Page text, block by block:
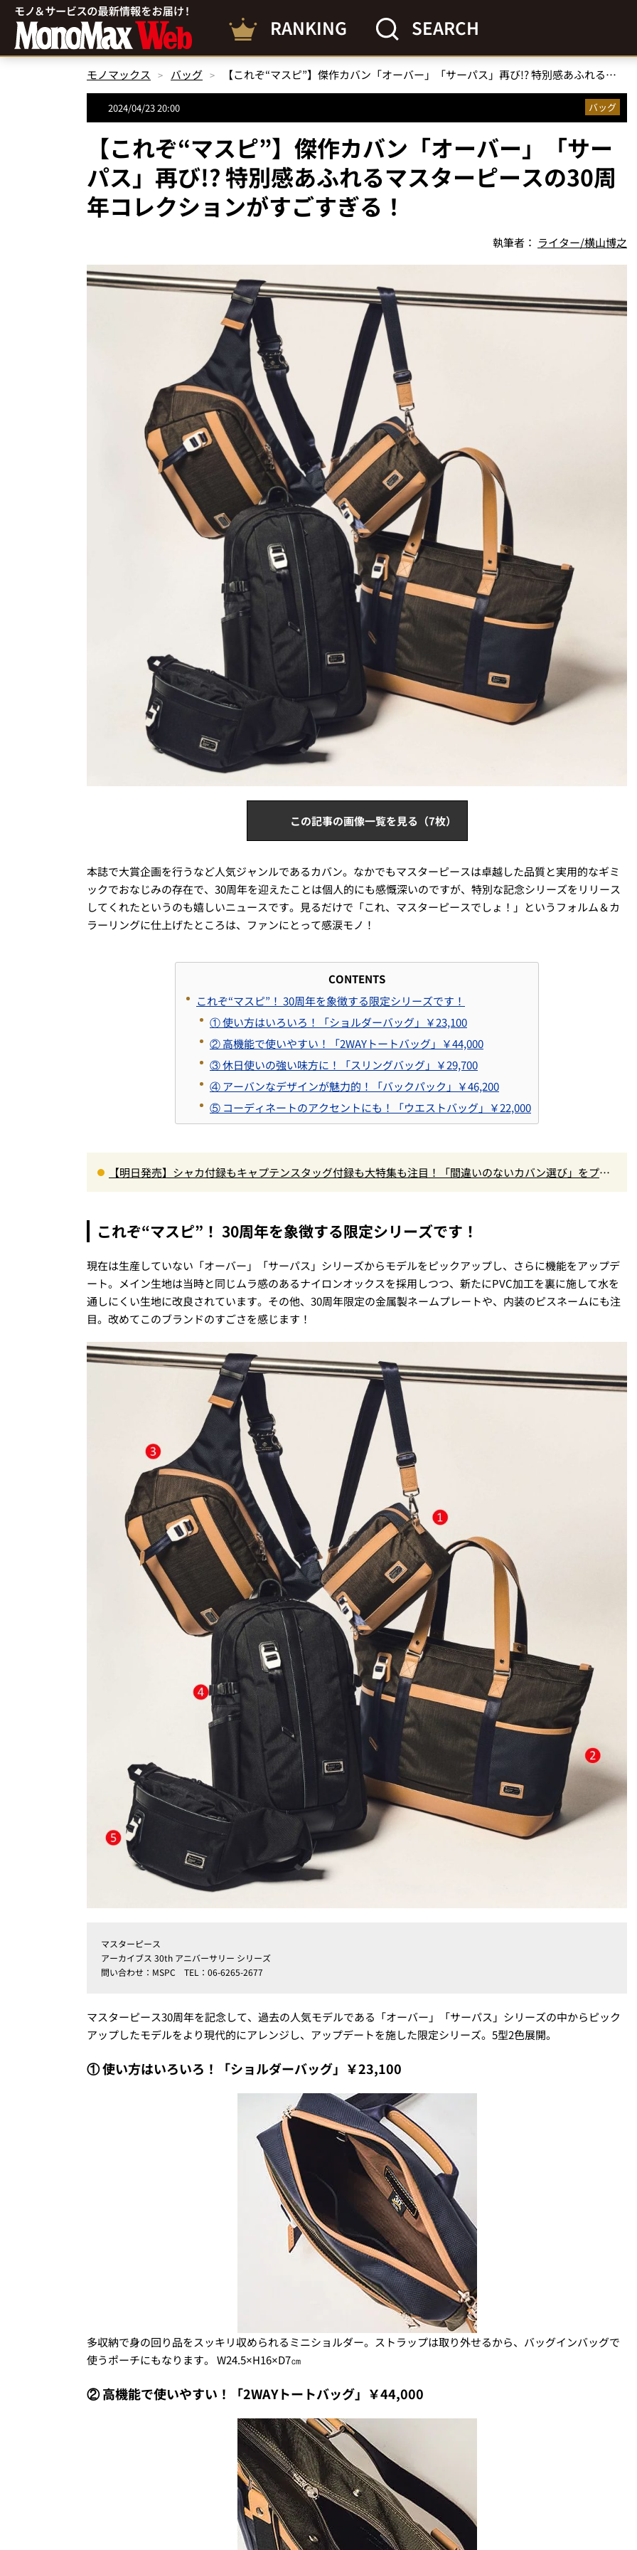
RANKING SEARCH
モノマックス バッグ 【これぞ“マスピ”】傑作カバン「オーバー」「サーパス」再び!? 特別感あふれるマスターピースの30周年コレクションがすごすぎる！
2024/04/23 20:00 バッグ
【これぞ“マスピ”】傑作カバン「オーバー」「サー
パス」再び!? 特別感あふれるマスターピースの30周
年コレクションがすごすぎる！
執筆者： ライター/横山博之
この記事の画像一覧を見る（7枚）
本誌で大賞企画を行うなど人気ジャンルであるカバン。なかでもマスターピースは卓越した品質と実用的なギミ
ックでおなじみの存在で、30周年を迎えたことは個人的にも感慨深いのですが、特別な記念シリーズをリリース
してくれたというのも嬉しいニュースです。見るだけで「これ、マスターピースでしょ！」というフォルム＆カ
ラーリングに仕上げたところは、ファンにとって感涙モノ！
CONTENTS
これぞ“マスピ”！ 30周年を象徴する限定シリーズです！
① 使い方はいろいろ！「ショルダーバッグ」￥23,100
② 高機能で使いやすい！「2WAYトートバッグ」￥44,000
③ 休日使いの強い味方に！「スリングバッグ」￥29,700
④ アーバンなデザインが魅力的！「バックパック」￥46,200
⑤ コーディネートのアクセントにも！「ウエストバッグ」￥22,000
【明日発売】シャカ付録もキャプテンスタッグ付録も大特集も注目！「間違いのないカバン選び」をプロ
これぞ“マスピ”！ 30周年を象徴する限定シリーズです！
現在は生産していない「オーバー」「サーパス」シリーズからモデルをピックアップし、さらに機能をアップデ
ート。メイン生地は当時と同じムラ感のあるナイロンオックスを採用しつつ、新たにPVC加工を裏に施して水を
通しにくい生地に改良されています。その他、30周年限定の金属製ネームプレートや、内装のピスネームにも注
目。改めてこのブランドのすごさを感じます！
マスターピース
アーカイブス 30th アニバーサリー シリーズ
問い合わせ：MSPC TEL：06-6265-2677
マスターピース30周年を記念して、過去の人気モデルである「オーバー」「サーパス」シリーズの中からピック
アップしたモデルをより現代的にアレンジし、アップデートを施した限定シリーズ。5型2色展開。
① 使い方はいろいろ！「ショルダーバッグ」￥23,100
多収納で身の回り品をスッキリ収められるミニショルダー。ストラップは取り外せるから、バッグインバッグで
使うポーチにもなります。 W24.5×H16×D7㎝
② 高機能で使いやすい！「2WAYトートバッグ」￥44,000